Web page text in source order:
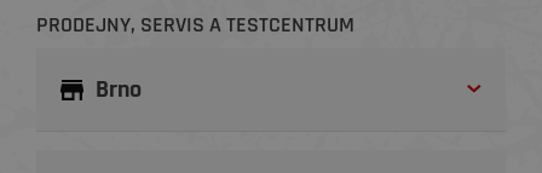
PRODEJNY, SERVIS A TESTCENTRUM
Brno